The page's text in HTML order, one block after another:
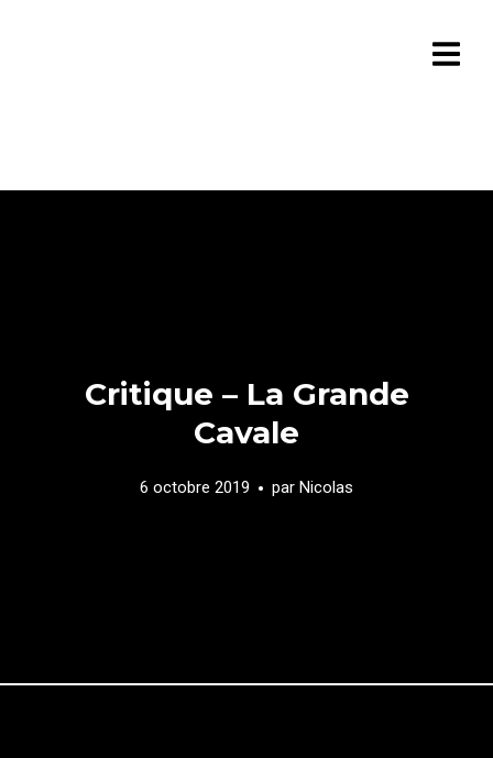
Critique – La Grande
Cavale
6 octobre 2019 par Nicolas